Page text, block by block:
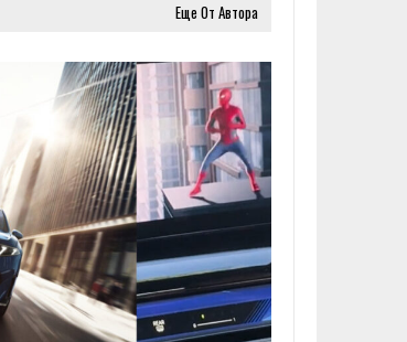
Еще От Автора